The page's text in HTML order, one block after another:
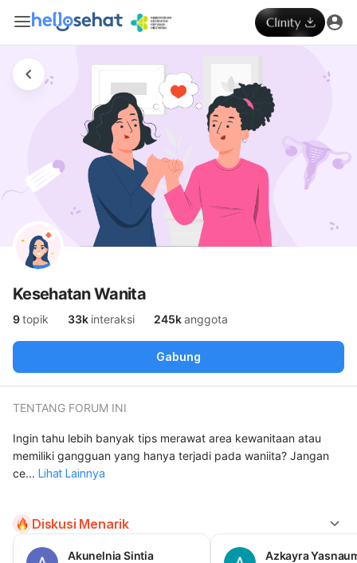
Kesehatan Wanita
9topik 33k interaksi 245kanggota
Gabung
Diskusi Menarik
Akunelnia Sintia Azkayra
TENTANG FORUM INI
Ingin tahu lebih banyak tips merawat area kewanitaan atau
memiliki gangguan yang hanya terjadi pada waniita? Jangan
ce... Lihat Lainnya